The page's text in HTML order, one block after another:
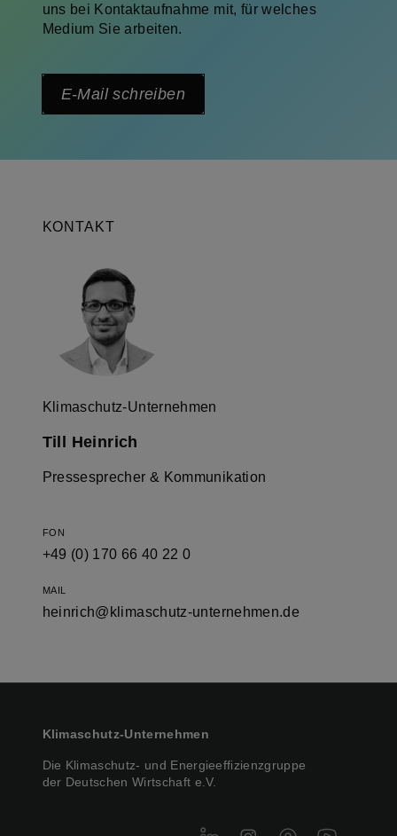
uns bei Kontaktaufnahme mit, für welches
Medium Sie arbeiten.
E-Mail schreiben
KONTAKT
Klimaschutz-Unternehmen
Till Heinrich
Pressesprecher & Kommunikation
FON
+49 (0) 170 66 40 22 0
MAIL
heinrich@klimaschutz-unternehmen.de
Klimaschutz-Unternehmen
Die Klimaschutz- und Energieeffizienzgruppe
der Deutschen Wirtschaft e.V.